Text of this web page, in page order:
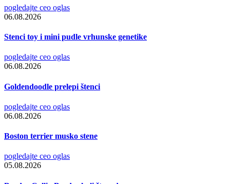
pogledajte ceo oglas
06.08.2026
Stenci toy i mini pudle vrhunske genetike
pogledajte ceo oglas
06.08.2026
Goldendoodle prelepi štenci
pogledajte ceo oglas
06.08.2026
Boston terrier musko stene
pogledajte ceo oglas
05.08.2026